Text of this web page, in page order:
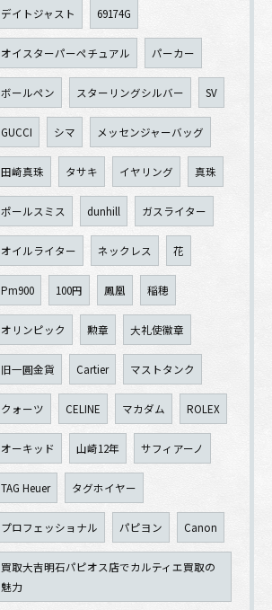
デイトジャスト 69174G
オイスターパーペチュアル パーカー
ボールペン スターリングシルバー SV
GUCCI シマ メッセンジャーバッグ
田崎真珠 タサキ イヤリング 真珠
ポールスミス dunhill ガスライター
オイルライター ネックレス 花
Pm900 100円 鳳凰 稲穂
オリンピック 勲章 大礼使徽章
旧一圓金貨 Cartier マストタンク
クォーツ CELINE マカダム ROLEX
オーキッド 山崎12年 サフィアーノ
TAG Heuer タグホイヤー
プロフェッショナル パピヨン Canon
買取大吉明石パピオス店でカルティエ買取の
魅力